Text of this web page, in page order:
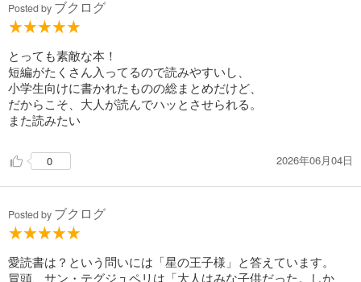
Posted by ブクログ
とっても素敵な本！
短編がたくさん入ってるので読みやすいし、
小学生向けに書かれたものの総まとめだけど、
だからこそ、大人が読んでハッとさせられる。
また読みたい
0 2026年06月04日
Posted by ブクログ
愛読書は？という問いには「星の王子様」と答えています。
冒頭、サン・テグジュペリは「大人はみな子供だった。しか